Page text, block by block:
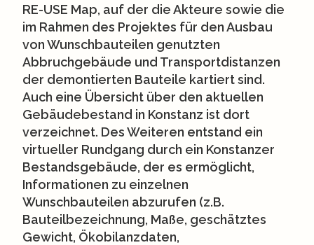
RE-USE Map, auf der die Akteure sowie die
im Rahmen des Projektes für den Ausbau
von Wunschbauteilen genutzten
Abbruchgebäude und Transportdistanzen
der demontierten Bauteile kartiert sind.
Auch eine Übersicht über den aktuellen
Gebäudebestand in Konstanz ist dort
verzeichnet. Des Weiteren entstand ein
virtueller Rundgang durch ein Konstanzer
Bestandsgebäude, der es ermöglicht,
Informationen zu einzelnen
Wunschbauteilen abzurufen (z.B.
Bauteilbezeichnung, Maße, geschätztes
Gewicht, Ökobilanzdaten,